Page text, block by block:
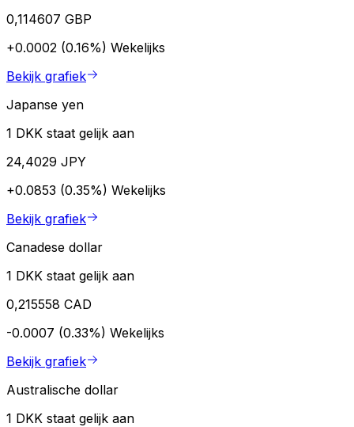
0,114607 GBP
+0.0002 (0.16%) Wekelijks
Bekijk grafiek
Japanse yen
1 DKK staat gelijk aan
24,4029 JPY
+0.0853 (0.35%) Wekelijks
Bekijk grafiek
Canadese dollar
1 DKK staat gelijk aan
0,215558 CAD
-0.0007 (0.33%) Wekelijks
Bekijk grafiek
Australische dollar
1 DKK staat gelijk aan